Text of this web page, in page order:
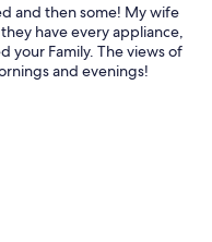
and then some! My wife
have every appliance,
your Family. The views of
and evenings!